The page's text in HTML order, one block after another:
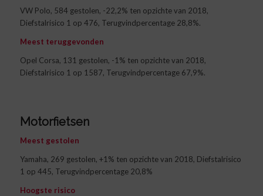
VW Polo, 584 gestolen, -22,2% ten opzichte van 2018,
Diefstalrisico 1 op 476, Terugvindpercentage 28,8%.
Meest teruggevonden
Opel Corsa, 131 gestolen, -1% ten opzichte van 2018,
Diefstalrisico 1 op 1587, Terugvindpercentage 67,9%.
Motorfietsen
Meest gestolen
Yamaha, 269 gestolen, +1% ten opzichte van 2018, Diefstalrisico
1 op 445, Terugvindpercentage 20,8%
Hoogste risico